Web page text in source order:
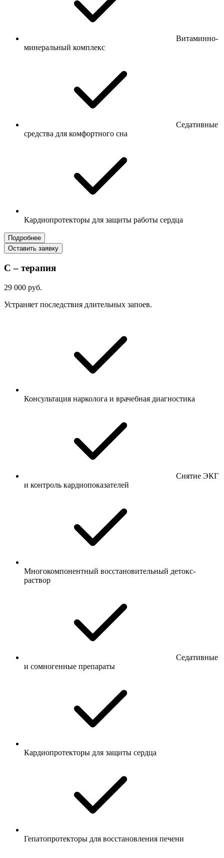
Витаминно-
минеральный комплекс
Седативные
средства для комфортного сна
Кардиопротекторы для защиты работы сердца
Подробнее
Оставить заявку
С – терапия
29 000 руб.
Устраняет последствия длительных запоев.
Консультация нарколога и врачебная диагностика
Снятие ЭКГ
и контроль кардиопоказателей
Многокомпонентный восстановительный детокс-
раствор
Седативные
и сомногенные препараты
Кардиопротекторы для защиты сердца
Гепатопротекторы для восстановления печени